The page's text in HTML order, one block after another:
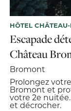
HÔTEL
Escapade
Château
Bromont
Prolongez
Bromont et
votre 2e
et décrocher.